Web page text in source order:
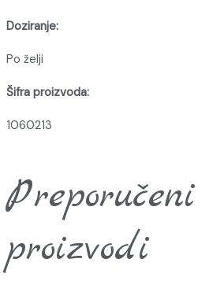
Doziranje:
Po želji
Šifra proizvoda:
1060213
Preporučeni
proizvodi